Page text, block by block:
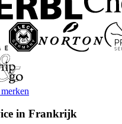
in Frankrijk